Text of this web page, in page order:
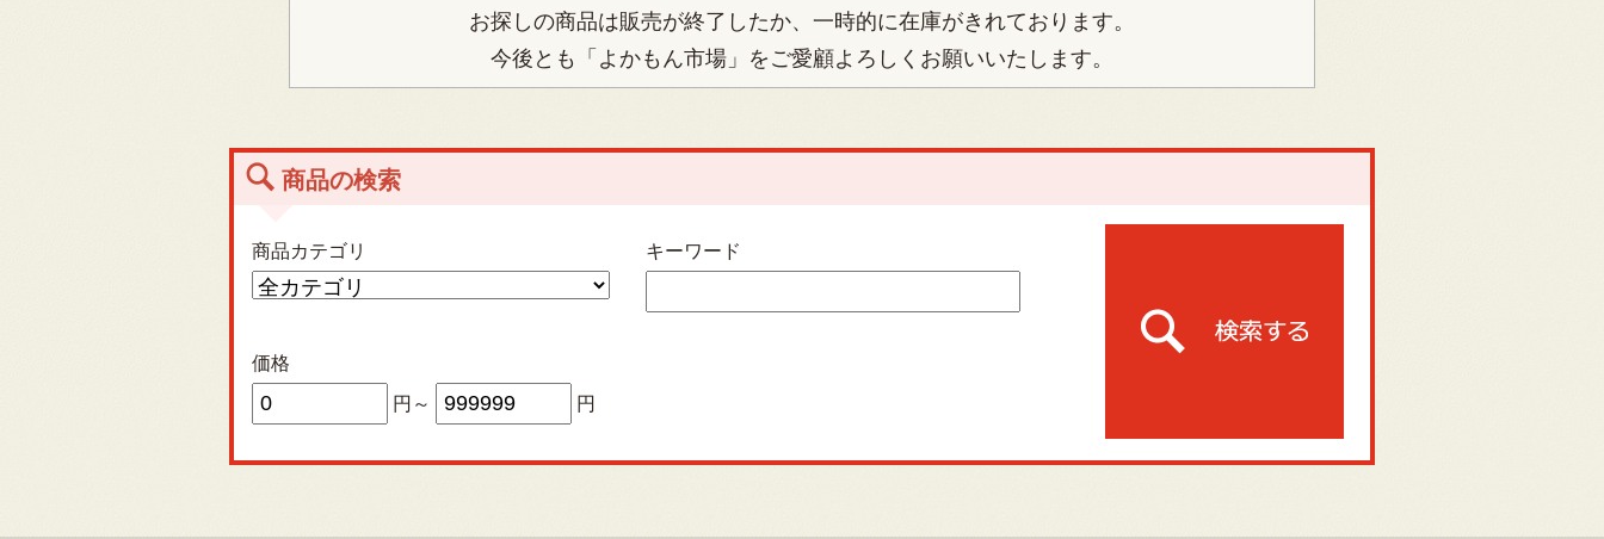
お探しの商品は販売が終了したか、一時的に在庫がきれております。
今後とも「よかもん市場」をご愛顧よろしくお願いいたします。
商品の検索
商品カテゴリ キーワード
価格
円～
円